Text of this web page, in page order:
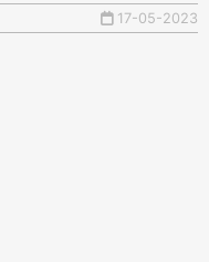
17-05-2023